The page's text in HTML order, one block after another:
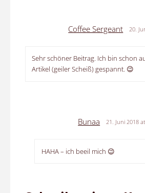
Coffee Sergeant 20.
Sehr schöner Beitrag. Ich bin schon
Artikel (geiler Scheiß) gespannt. 😉
Bunaa 21. Juni 2018
HAHA – ich beeil mich 😉